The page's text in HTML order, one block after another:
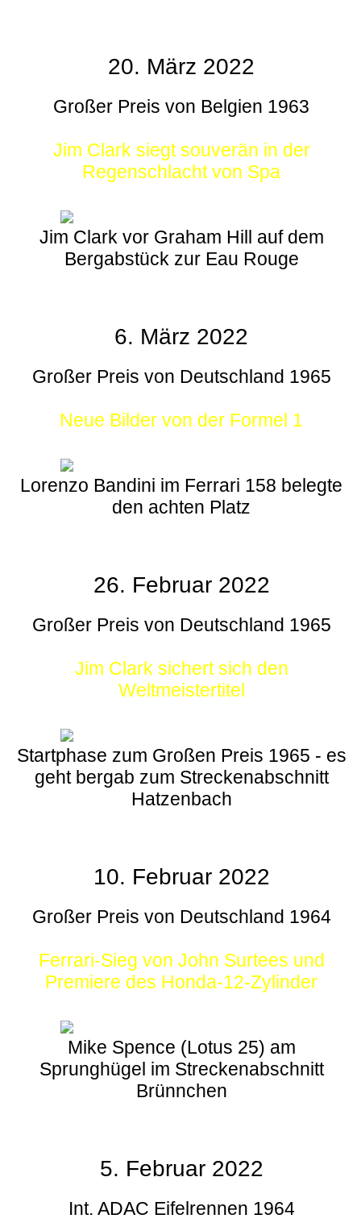
20. März 2022
Großer Preis von Belgien 1963
Jim Clark siegt souverän in der
Regenschlacht von Spa
Jim Clark vor Graham Hill auf dem
Bergabstück zur Eau Rouge
6. März 2022
Großer Preis von Deutschland 1965
Neue Bilder von der Formel 1
Lorenzo Bandini im Ferrari 158 belegte
den achten Platz
26. Februar 2022
Großer Preis von Deutschland 1965
Jim Clark sichert sich den
Weltmeistertitel
Startphase zum Großen Preis 1965 - es
geht bergab zum Streckenabschnitt
Hatzenbach
10. Februar 2022
Großer Preis von Deutschland 1964
Ferrari-Sieg von John Surtees und
Premiere des Honda-12-Zylinder
Mike Spence (Lotus 25) am
Sprunghügel im Streckenabschnitt
Brünnchen
5. Februar 2022
Int. ADAC Eifelrennen 1964